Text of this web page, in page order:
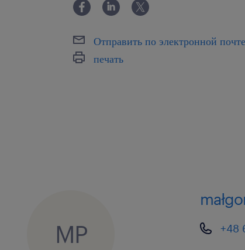
Отправить по электронной почте
печать
MP +48